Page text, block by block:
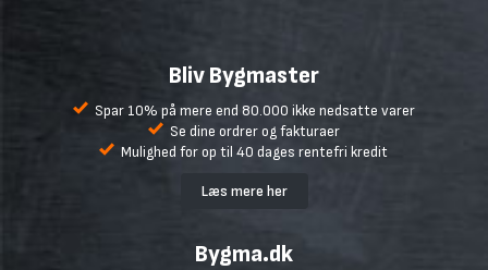
Bliv Bygmaster
Spar 10% på mere end 80.000 ikke nedsatte varer
Se dine ordrer og fakturaer
Mulighed for op til 40 dages rentefri kredit
Læs mere her
Bygma.dk